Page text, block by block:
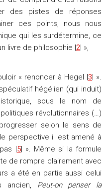
des pistes de réponses
ces points, nous nous
qui les surdétermine, ce
livre de philosophie |2| »,
« renoncer à Hegel |3| ».
hégélien (qui induit)
sous le nom de
révolutionnaires (…)
selon le sens de
perspective il est amené à
|5| ». Même si la formule
de rompre clairement avec
a été en partie aussi celui
ancien, Peut-on penser la